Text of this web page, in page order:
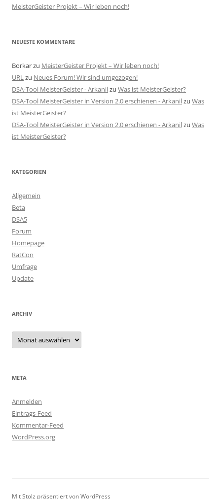
MeisterGeister Projekt – Wir leben noch!
NEUESTE KOMMENTARE
Borkarzu MeisterGeister Projekt – Wir leben noch!
URLzu Neues Forum! Wir sind umgezogen!
DSA-Tool MeisterGeister - Arkanilzu Was ist MeisterGeister?
DSA-Tool MeisterGeister in Version 2.0 erschienen - Arkanilzu Was
ist MeisterGeister?
DSA-Tool MeisterGeister in Version 2.0 erschienen - Arkanilzu Was
ist MeisterGeister?
KATEGORIEN
Allgemein
Beta
DSA5
Forum
Homepage
RatCon
Umfrage
Update
ARCHIV
Archiv
META
Anmelden
Eintrags-Feed
Kommentar-Feed
WordPress.org
Mit Stolz präsentiert von WordPress